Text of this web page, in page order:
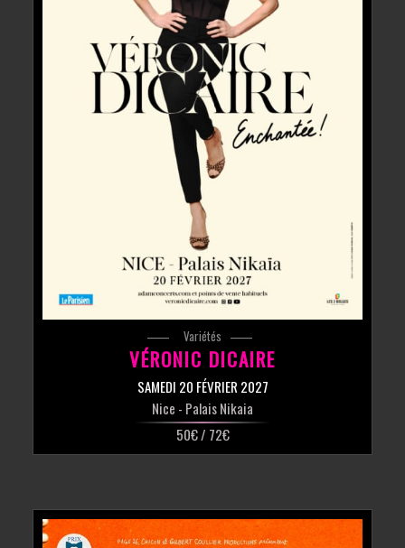
Variétés
VÉRONIC DICAIRE
SAMEDI 20 FÉVRIER 2027
Nice - Palais Nikaia
50€ / 72€